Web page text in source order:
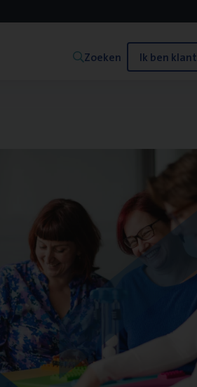
Zoeken Ik ben klant